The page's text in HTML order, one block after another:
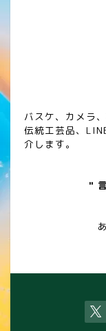
バスケ、カメラ
伝統工芸品、
介します。
"